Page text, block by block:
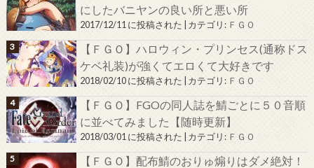
にしたバニヤンの良い所と悪い所
2017/12/11 に投稿された カテゴリ: ＦＧＯ
【ＦＧＯ】ハロウィン・プリンセス(通称ドス
ケベ礼装)が強くてエロくて大好きです
2018/02/10 に投稿された カテゴリ: ＦＧＯ
【ＦＧＯ】FGOの同人誌を鯖ごとに５０音順
に並べてみました【随時更新】
2018/03/01 に投稿された カテゴリ: ＦＧＯ
【ＦＧＯ】配布鯖のおりゅ煽りはダメ絶対！